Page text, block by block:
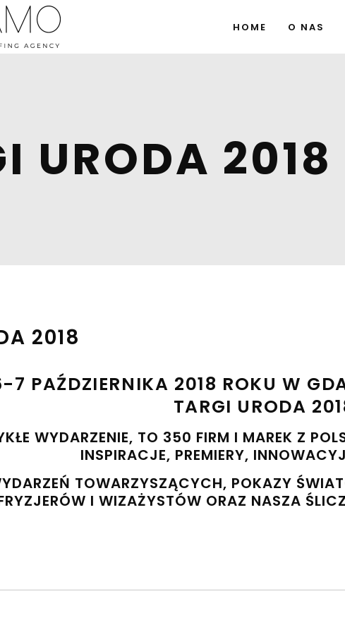
HOME O NAS
URODA 2018
2018
PAŹDZIERNIKA 2018 ROKU W
TARGI URODA
WYDARZENIE, TO 350 FIRM I MAREK Z
INSPIRACJE, PREMIERY,
TOWARZYSZĄCYCH, POKAZY
I WIZAŻYSTÓW ORAZ NASZA